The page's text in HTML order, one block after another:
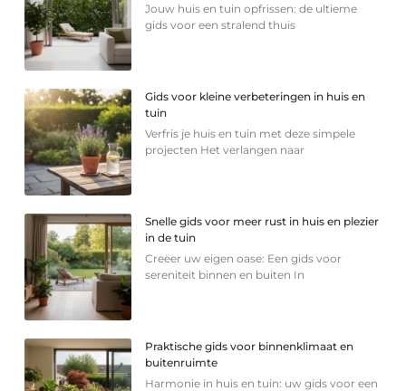
Jouw huis en tuin opfrissen: de ultieme
gids voor een stralend thuis
Gids voor kleine verbeteringen in huis en
tuin
Verfris je huis en tuin met deze simpele
projecten Het verlangen naar
Snelle gids voor meer rust in huis en plezier
in de tuin
Creëer uw eigen oase: Een gids voor
sereniteit binnen en buiten In
Praktische gids voor binnenklimaat en
buitenruimte
Harmonie in huis en tuin: uw gids voor een